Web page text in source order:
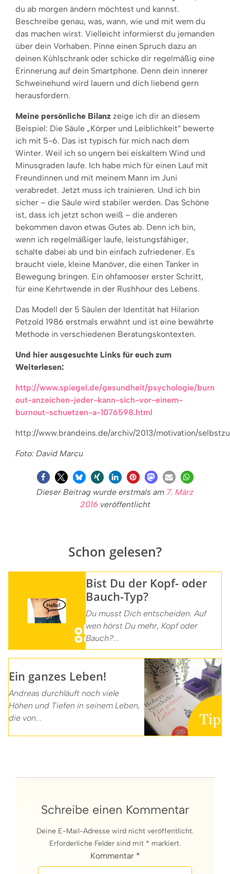
du ab morgen ändern möchtest und kannst.
Beschreibe genau, was, wann, wie und mit wem du
das machen wirst. Vielleicht informierst du jemanden
über dein Vorhaben. Pinne einen Spruch dazu an
deinen Kühlschrank oder schicke dir regelmäßig eine
Erinnerung auf dein Smartphone. Denn dein innerer
Schweinehund wird lauern und dich liebend gern
herausfordern.
Meine persönliche Bilanz zeige ich dir an diesem
Beispiel: Die Säule „Körper und Leiblichkeit“ bewerte
ich mit 5-6. Das ist typisch für mich nach dem
Winter. Weil ich so ungern bei eiskaltem Wind und
Minusgraden laufe. Ich habe mich für einen Lauf mit
Freundinnen und mit meinem Mann im Juni
verabredet. Jetzt muss ich trainieren. Und ich bin
sicher – die Säule wird stabiler werden. Das Schöne
ist, dass ich jetzt schon weiß – die anderen
bekommen davon etwas Gutes ab. Denn ich bin,
wenn ich regelmäßiger laufe, leistungsfähiger,
schalte dabei ab und bin einfach zufriedener. Es
braucht viele, kleine Manöver, die einen Tanker in
Bewegung bringen. Ein ohfamooser erster Schritt,
für eine Kehrtwende in der Rushhour des Lebens.
Das Modell der 5 Säulen der Identität hat Hilarion
Petzold 1986 erstmals erwähnt und ist eine bewährte
Methode in verschiedenen Beratungskontexten.
Und hier ausgesuchte Links für euch zum
Weiterlesen:
http://www.spiegel.de/gesundheit/psychologie/burn
out-anzeichen-jeder-kann-sich-vor-einem-
burnout-schuetzen-a-1076598.html
http://www.brandeins.de/archiv/2013/motivation/
Foto: David Marcu
Dieser Beitrag wurde erstmals am 7. März
2016 veröffentlicht
Schon gelesen?
Bist Du der Kopf- oder
Bauch-Typ?
Du musst Dich entscheiden. Auf
wen hörst Du mehr, Kopf oder
Bauch?...
Ein ganzes Leben!
Andreas durchläuft noch viele
Höhen und Tiefen in seinem Leben,
die von...
Schreibe einen Kommentar
Deine E-Mail-Adresse wird nicht veröffentlicht.
Erforderliche Felder sind mit * markiert.
Kommentar *